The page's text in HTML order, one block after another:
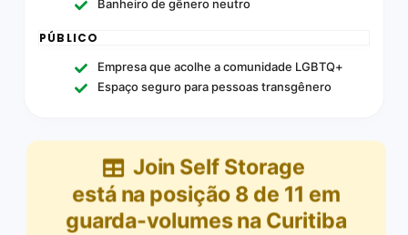
Banheiro de gênero neutro
PÚBLICO
Empresa que acolhe a comunidade LGBTQ+
Espaço seguro para pessoas transgênero
Join Self Storage
está na posição 8 de 11 em
guarda-volumes na Curitiba